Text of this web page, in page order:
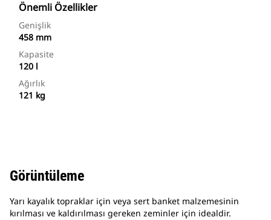
Önemli Özellikler
Genişlik
458 mm
Kapasite
120 l
Ağırlık
121 kg
Görüntüleme
Yarı kayalık topraklar için veya sert banket malzemesinin
kırılması ve kaldırılması gereken zeminler için idealdir.